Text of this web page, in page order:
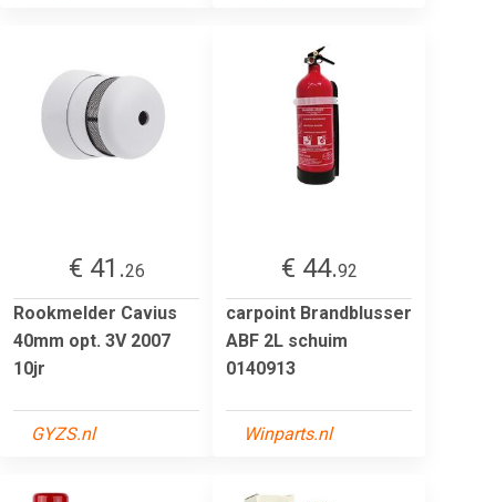
€ 41.26
Rookmelder Cavius
40mm opt. 3V 2007
10jr
GYZS.nl
€ 44.92
carpoint Brandblusser
ABF 2L schuim
0140913
Winparts.nl